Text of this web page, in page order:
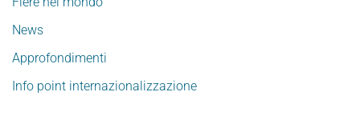
News
Approfondimenti
Info point internazionalizzazione